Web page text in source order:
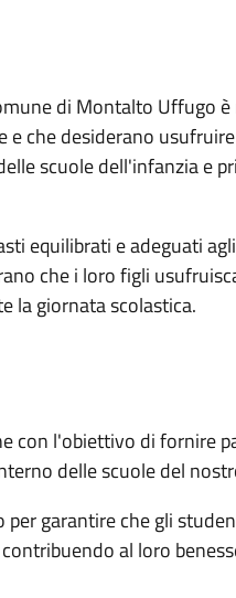
di Montalto Uffugo
che desiderano
scuole dell'infanzia e
equilibrati e adeguati
che i loro figli
la giornata scolastica.
con l'obiettivo di fornire
delle scuole del
garantire che gli
al loro